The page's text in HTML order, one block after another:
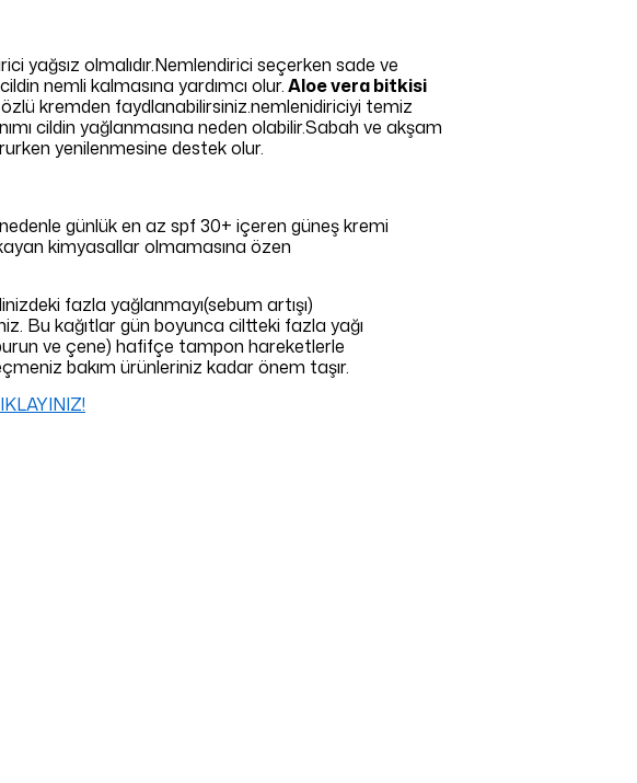
yağsız olmalıdır.Nemlendirici seçerken sade ve
nemli kalmasına yardımcı olur.Aloe vera bitkisi
kremden faydlanabilirsiniz.nemlenidiriciyi temiz
cildin yağlanmasına neden olabilir.Sabah ve akşam
yenilenmesine destek olur.
günlük en az spf 30+ içeren güneş kremi
kimyasallar olmamasına özen
fazla yağlanmayı(sebum artışı)
Bu kağıtlar gün boyunca ciltteki fazla yağı
ve çene) hafifçe tampon hareketlerle
bakım ürünleriniz kadar önem taşır.